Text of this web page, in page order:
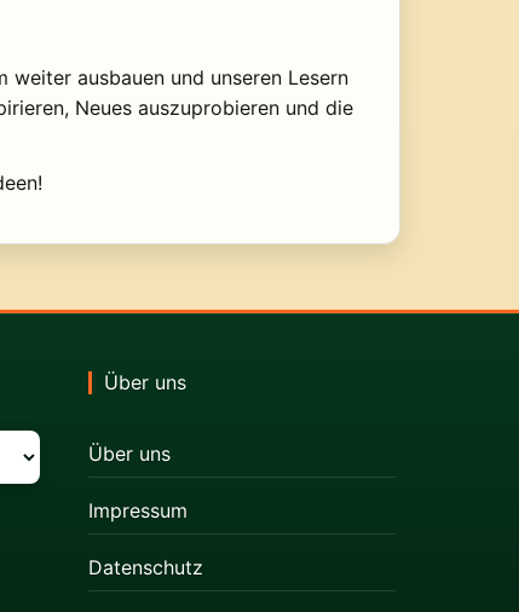
ausbauen und unseren Lesern
Neues auszuprobieren und die
Über uns
Über uns
Impressum
Datenschutz